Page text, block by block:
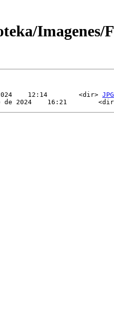
Imagenes/
12:14        <dir> JPG
de 2024    16:21